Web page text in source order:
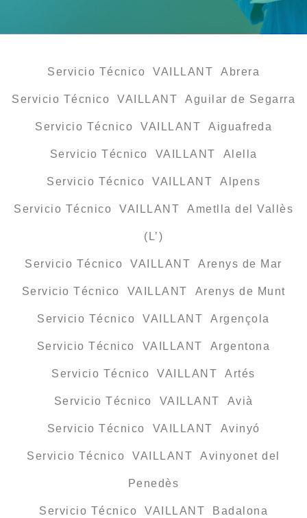
Servicio Técnico VAILLANT Abrera
Servicio Técnico VAILLANT Aguilar de Segarra
Servicio Técnico VAILLANT Aiguafreda
Servicio Técnico VAILLANT Alella
Servicio Técnico VAILLANT Alpens
Servicio Técnico VAILLANT Ametlla del Vallès
(L’)
Servicio Técnico VAILLANT Arenys de Mar
Servicio Técnico VAILLANT Arenys de Munt
Servicio Técnico VAILLANT Argençola
Servicio Técnico VAILLANT Argentona
Servicio Técnico VAILLANT Artés
Servicio Técnico VAILLANT Avià
Servicio Técnico VAILLANT Avinyó
Servicio Técnico VAILLANT Avinyonet del
Penedès
Servicio Técnico VAILLANT Badalona